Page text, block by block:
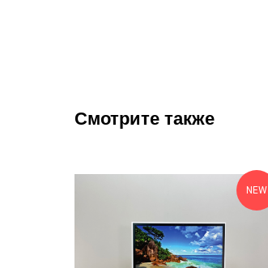
Смотрите также
NEW